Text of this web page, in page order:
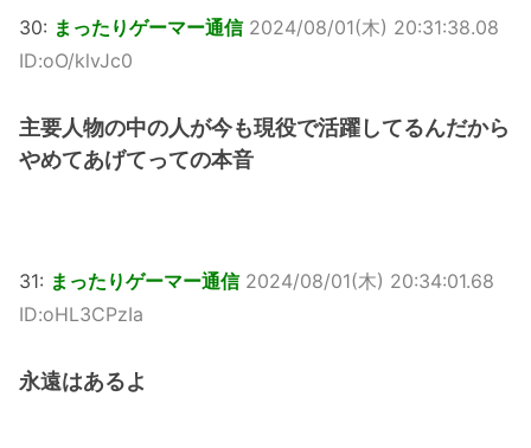
30: まったりゲーマー通信 2024/08/01(木) 20:31:38.08
ID:oO/klvJc0
主要人物の中の人が今も現役で活躍してるんだから
やめてあげてっての本音
31: まったりゲーマー通信 2024/08/01(木) 20:34:01.68
ID:oHL3CPzIa
永遠はあるよ